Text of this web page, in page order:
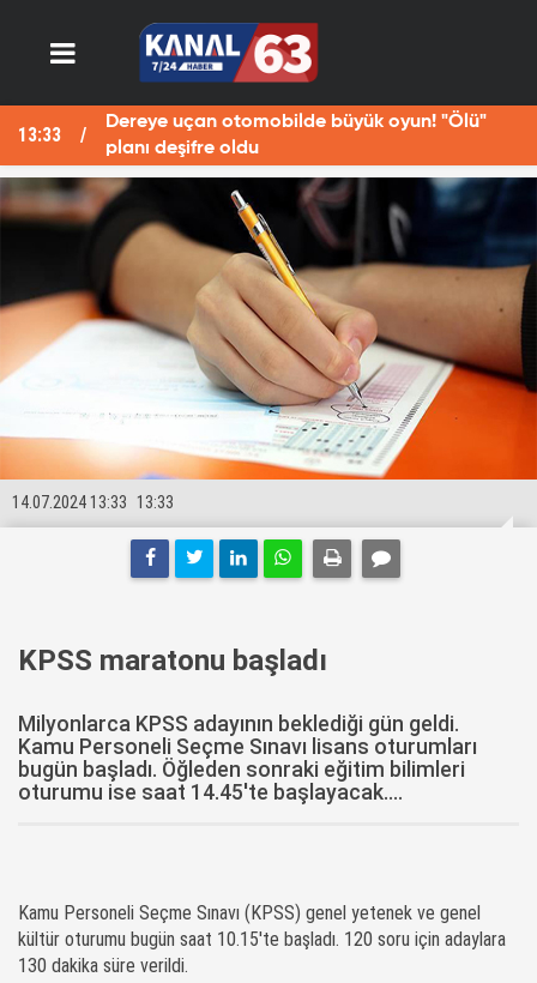
13:33
Dereye uçan otomobilde büyük oyun! "Ölü"
planı deşifre oldu
13:33
14.07.2024 13:33
KPSS maratonu başladı
Milyonlarca KPSS adayının beklediği gün geldi.
Kamu Personeli Seçme Sınavı lisans oturumları
bugün başladı. Öğleden sonraki eğitim bilimleri
oturumu ise saat 14.45'te başlayacak....
Kamu Personeli Seçme Sınavı (KPSS) genel yetenek ve genel
kültür oturumu bugün saat 10.15'te başladı. 120 soru için adaylara
130 dakika süre verildi.